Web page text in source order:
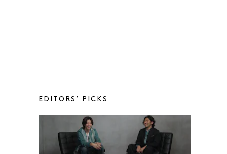
EDITORS’ PICKS